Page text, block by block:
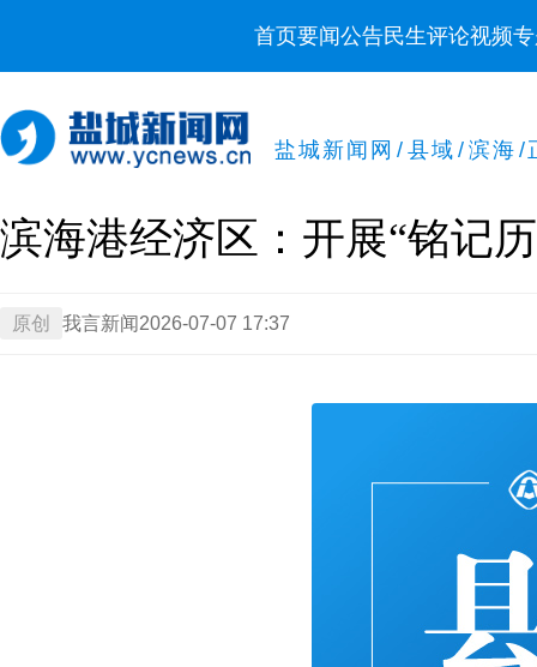
首页要闻公告民生评论视频
盐城新闻网 / 县域 / 滨海 /
滨海港经济区：开展“铭记
原创 我言新闻 2026-07-07 17:37